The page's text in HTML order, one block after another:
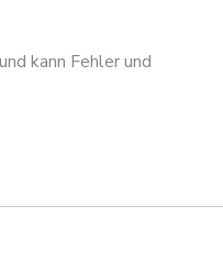
kann Fehler und